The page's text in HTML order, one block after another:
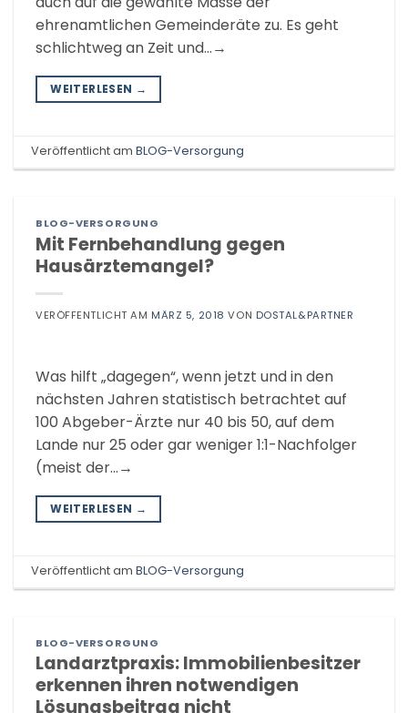
ehrenamtlichen Gemeinderäte zu. Es geht
schlichtweg an Zeit und…→
WEITERLESEN →
Veröffentlicht amBLOG-Versorgung
BLOG-VERSORGUNG
Mit Fernbehandlung gegen
Hausärztemangel?
VERÖFFENTLICHT AM MÄRZ 5, 2018 VON DOSTAL&PARTNER
Was hilft „dagegen“, wenn jetzt und in den
nächsten Jahren statistisch betrachtet auf
100 Abgeber-Ärzte nur 40 bis 50, auf dem
Lande nur 25 oder gar weniger 1:1-Nachfolger
(meist der…→
WEITERLESEN →
Veröffentlicht amBLOG-Versorgung
BLOG-VERSORGUNG
Landarztpraxis: Immobilienbesitzer
erkennen ihren notwendigen
Lösungsbeitrag nicht